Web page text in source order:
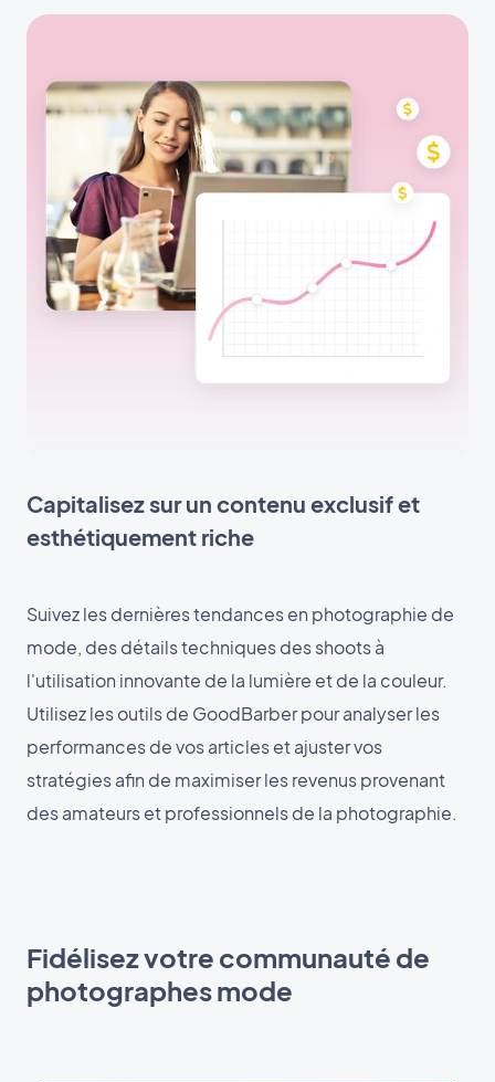
Capitalisez sur un contenu exclusif et
esthétiquement riche
Suivez les dernières tendances en photographie de
mode, des détails techniques des shoots à
l'utilisation innovante de la lumière et de la couleur.
Utilisez les outils de GoodBarber pour analyser les
performances de vos articles et ajuster vos
stratégies afin de maximiser les revenus provenant
des amateurs et professionnels de la photographie.
Fidélisez votre communauté de
photographes mode